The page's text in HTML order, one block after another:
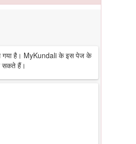
गया है। MyKundali के इस पेज के
सकते हैं।